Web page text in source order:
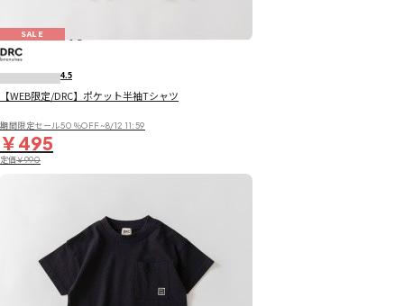
SALE
4.5
【WEB限定/DRC】ポケット半袖Tシャツ
期間限定セール50％OFF~8/12 11:59
￥495
定価￥990